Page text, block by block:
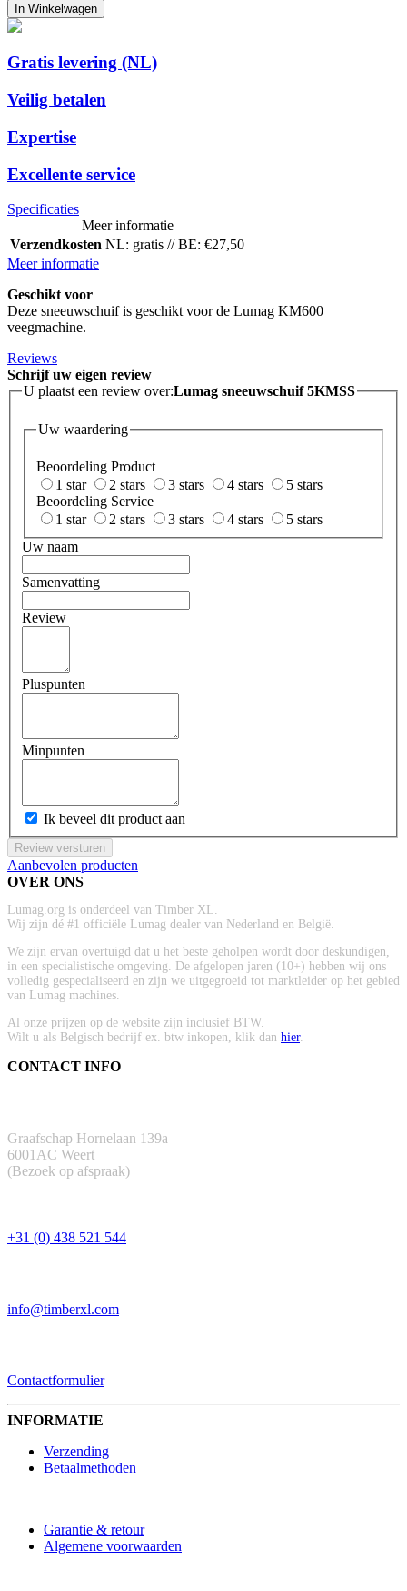
In Winkelwagen
Gratis levering (NL)
Veilig betalen
Expertise
Excellente service
Specificaties
Meer informatie
Verzendkosten NL: gratis // BE: €27,50
Meer informatie
Geschikt voor
Deze sneeuwschuif is geschikt voor de Lumag KM600
veegmachine.
Reviews
Schrijf uw eigen review
U plaatst een review over:Lumag sneeuwschuif 5KMSS
Uw waardering
Beoordeling Product
1 star
2 stars 3 stars 4 stars
5 stars
Beoordeling Service
1 star
2 stars 3 stars 4 stars
5 stars
Uw naam
Samenvatting
Review
Pluspunten
Minpunten
Ik beveel dit product aan
Review versturen
Aanbevolen producten
OVER ONS
Lumag.org is onderdeel van Timber XL.
Wij zijn dé #1 officiële Lumag dealer van Nederland en België.
We zijn ervan overtuigd dat u het beste geholpen wordt door deskundigen,
in een specialistische omgeving. De afgelopen jaren (10+) hebben wij ons
volledig gespecialiseerd en zijn we uitgegroeid tot marktleider op het gebied
van Lumag machines.
Al onze prijzen op de website zijn inclusief BTW.
Wilt u als Belgisch bedrijf ex. btw inkopen, klik dan hier.
CONTACT INFO
Graafschap Hornelaan 139a
6001AC Weert
(Bezoek op afspraak)
+31 (0) 438 521 544
info@timberxl.com
Contactformulier
INFORMATIE
Verzending
Betaalmethoden
Garantie & retour
Algemene voorwaarden